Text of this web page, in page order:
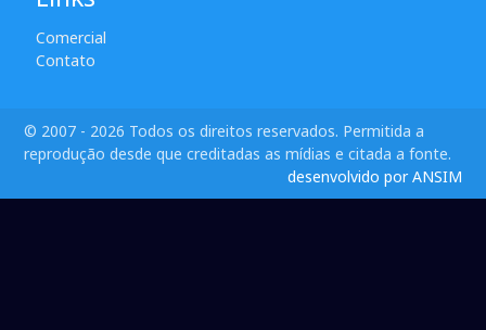
Comercial
Contato
© 2007 - 2026 Todos os direitos reservados. Permitida a
reprodução desde que creditadas as mídias e citada a fonte.
desenvolvido por ANSIM